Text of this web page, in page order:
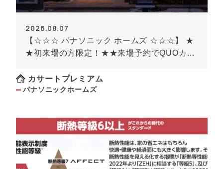
2026.08.07
【☆☆☆ パナソニック ホームズ ☆☆☆】 ★
★初来場の方限定！★★来場予約でQUOカー
す）
カサートプレミアム
パナソニックホームズ